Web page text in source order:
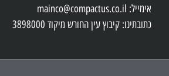
אימייל: mainco@compactus.co.il
כתובתינו: קיבוץ עין החורש מיקוד 3898000